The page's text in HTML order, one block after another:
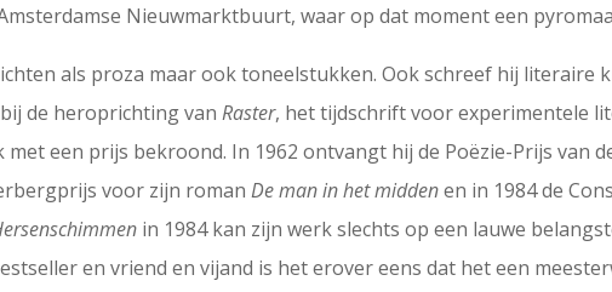
Nieuwmarktbuurt, waar op dat moment een
als proza maar ook toneelstukken. Ook schreef hij literaire
de heroprichting vanRaster, het tijdschrift voor experimentele
een prijs bekroond. In 1962 ontvangt hij de Poëzie-Prijs van
voor zijn romanDe man in het middenen in 1984 de
in 1984 kan zijn werk slechts op een lauwe
en vriend en vijand is het erover eens dat het een